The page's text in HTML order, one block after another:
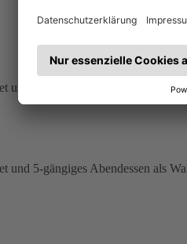
und 5-gängiges Abendessen als
und 5-gängiges Abendessen als